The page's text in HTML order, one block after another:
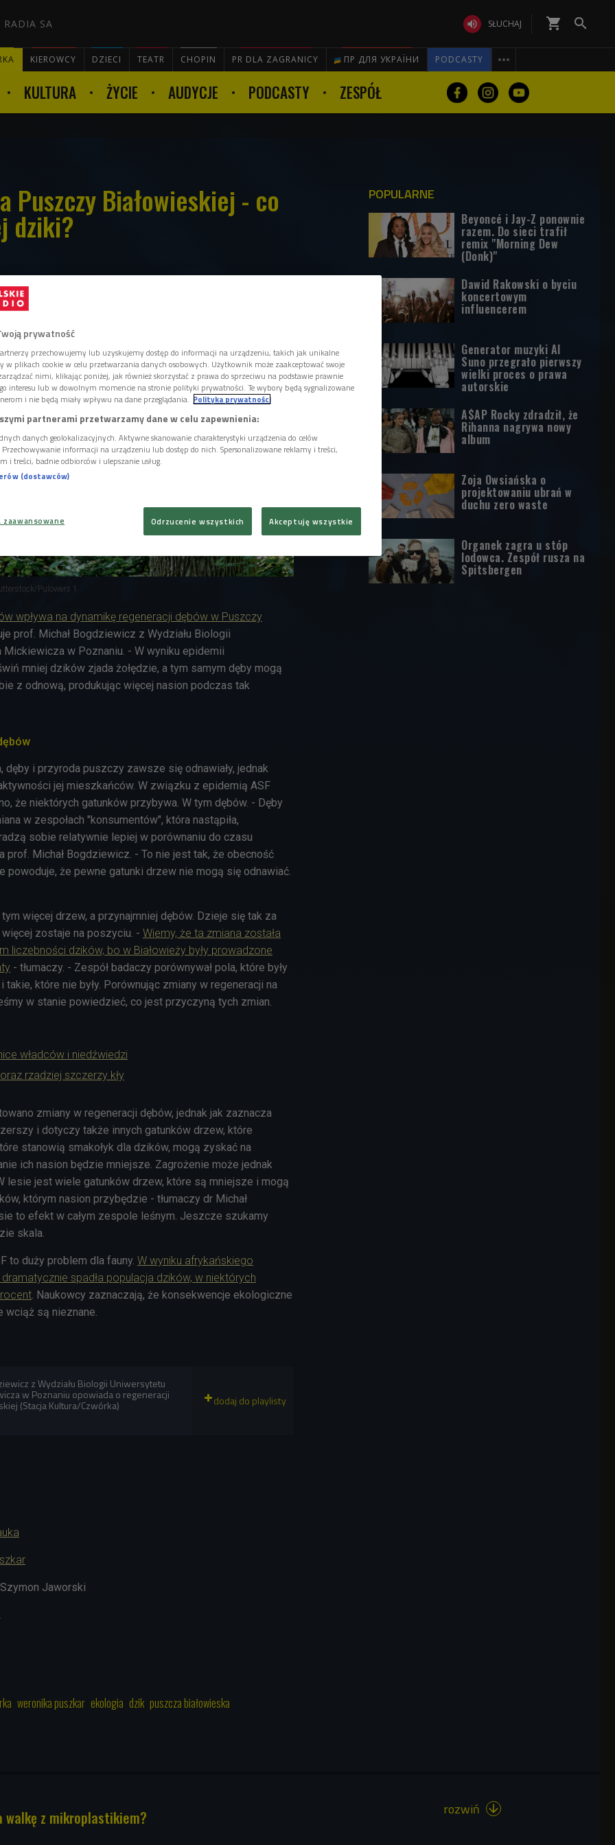
RADIA SA  SŁUCHAJ shopping_cart 
KIEROWCY DZIECI TEATR CHOPIN PR DLA ZAGRANICY ПР ДЛЯ УКРАЇНИ PODCASTY 

KULTURA ŻYCIE AUDYCJE PODCASTY ZESPÓŁ
Puszczy Białowieskiej - co
dziki?
naukowcy, mniejsza populacja
regenerację puszczy. Sprawdzamy, jak to
Pulowers 1
wpływa na dynamikę regeneracji dębów w Puszczy
prof. Michał Bogdziewicz z Wydziału Biologii
Mickiewicza w Poznaniu. - W wyniku epidemii
mniej dzików zjada żołędzie, a tym samym dęby mogą
z odnową, produkując więcej nasion podczas tak
dęby i przyroda puszczy zawsze się odnawiały, jednak
jej mieszkańców. W związku z epidemią ASF
że niektórych gatunków przybywa. W tym dębów. - Dęby
w zespołach "konsumentów", która nastąpiła,
sobie relatywnie lepiej w porównaniu do czasu
prof. Michał Bogdziewicz. - To nie jest tak, że obecność
powoduje, że pewne gatunki drzew nie mogą się odnawiać.
więcej drzew, a przynajmniej dębów. Dzieje się tak za
zostaje na poszyciu. - Wiemy, że ta zmiana została
liczebności dzików, bo w Białowieży były prowadzone
- tłumaczy. - Zespół badaczy porównywał pola, które były
które nie były. Porównując zmiany w regeneracji na
w stanie powiedzieć, co jest przyczyną tych zmian.
władców i niedźwiedzi
rzadziej szczerzy kły
zmiany w regeneracji dębów, jednak jak zaznacza
i dotyczy także innych gatunków drzew, które
stanowią smakołyk dla dzików, mogą zyskać na
ich nasion będzie mniejsze. Zagrożenie może jednak
lesie jest wiele gatunków drzew, które są mniejsze i mogą
którym nasion przybędzie - tłumaczy dr Michał
to efekt w całym zespole leśnym. Jeszcze szukamy
skala.
to duży problem dla fauny. W wyniku afrykańskiego
spadła populacja dzików, w niektórych
. Naukowcy zaznaczają, że konsekwencje ekologiczne
wciąż są nieznane.
z Wydziału Biologii Uniwersytetu
w Poznaniu opowiada o regeneracji
(Stacja Kultura/Czwórka)
Jaworski
weronika puszkar ekologia dzik puszcza białowieska
POPULARNE
Beyoncé i Jay-Z ponownie
razem. Do sieci trafił
remix "Morning Dew
(Donk)"
Dawid Rakowski o byciu
koncertowym
influencerem
Generator muzyki AI
Suno przegrało pierwszy
wielki proces o prawa
autorskie
A$AP Rocky zdradził, że
Rihanna nagrywa nowy
album
Zoja Owsiańska o
projektowaniu ubrań w
duchu zero waste
Organek zagra u stóp
lodowca. Zespół rusza na
Spitsbergen
walkę z mikroplastikiem? rozwiń 
prywatność
przechowujemy lub uzyskujemy dostęp do informacji na urządzeniu, takich jak unikalne
w plikach cookie w celu przetwarzania danych osobowych. Użytkownik może zaakceptować swoje
nimi, klikając poniżej, jak również skorzystać z prawa do sprzeciwu na podstawie prawnie
interesu lub w dowolnym momencie na stronie polityki prywatności. Te wybory będą sygnalizowane
i nie będą miały wpływu na dane przeglądania. Polityka prywatności
partnerami przetwarzamy dane w celu zapewnienia:
danych geolokalizacyjnych. Aktywne skanowanie charakterystyki urządzenia do celów
informacji na urządzeniu lub dostęp do nich. Spersonalizowane reklamy i treści,
i treści, badnie odbiorców i ulepszanie usług.
(dostawców)
Odrzucenie wszystkich Akceptuję wszystkie